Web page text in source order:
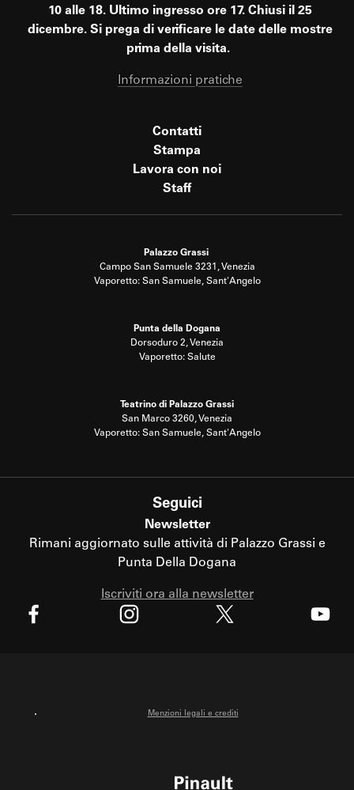
10 alle 18. Ultimo ingresso ore 17. Chiusi il 25
dicembre. Si prega di verificare le date delle mostre
prima della visita.
Informazioni pratiche
Contatti
Stampa
Lavora con noi
Staff
Palazzo Grassi
Campo San Samuele 3231, Venezia
Vaporetto: San Samuele, Sant'Angelo
Punta della Dogana
Dorsoduro 2, Venezia
Vaporetto: Salute
Teatrino di Palazzo Grassi
San Marco 3260, Venezia
Vaporetto: San Samuele, Sant'Angelo
Seguici
Newsletter
Rimani aggiornato sulle attività di Palazzo Grassi e
Punta Della Dogana
Iscriviti ora alla newsletter
Menzioni legali e crediti